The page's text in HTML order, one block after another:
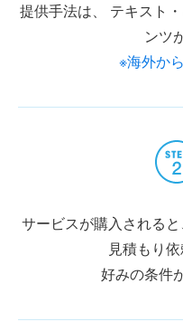
提供手法は、 テキスト
ンツ
※海外か
サービスが購入される
見積もり依
好みの条件